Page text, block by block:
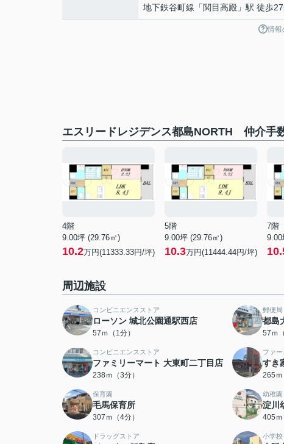
地下鉄谷町線 「関目高殿 」駅 徒歩
情報
エスリードレジデンス都島NORTH 仲介手
4階
9.00坪 (29.76㎡)
10.2万円(11333.33円/坪)
5階
9.00坪 (29.76㎡)
10.3万円(11444.44円/坪)
7階
9.00
周辺施設
コンビニエンスストア
ローソン 城北公園通駅西店
57ｍ（1分）
郵便局
都島
57ｍ
コンビニエンスストア
ファミリーマート 大東町二丁目店
238ｍ（3分）
ファ
すき
265ｍ
保育園
毛馬保育所
307ｍ（4分）
幼稚園
淀川
405ｍ
ドラッグストア 小学校